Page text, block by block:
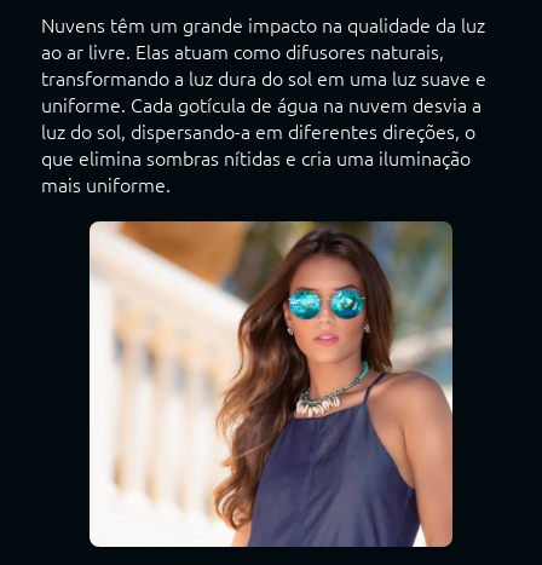
Nuvens têm um grande impacto na qualidade da luz
ao ar livre. Elas atuam como difusores naturais,
transformando a luz dura do sol em uma luz suave e
uniforme. Cada gotícula de água na nuvem desvia a
luz do sol, dispersando-a em diferentes direções, o
que elimina sombras nítidas e cria uma iluminação
mais uniforme.